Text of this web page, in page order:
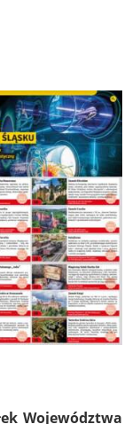
Województwa